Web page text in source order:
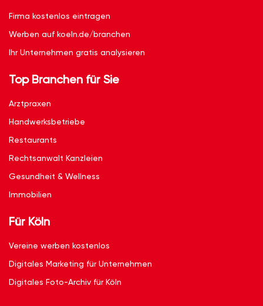
Firma kostenlos eintragen
Werben auf koeln.de/branchen
Ihr Unternehmen gratis analysieren
Top Branchen für Sie
Arztpraxen
Handwerksbetriebe
Restaurants
Rechtsanwalt Kanzleien
Gesundheit & Wellness
Immobilien
Für Köln
Vereine werben kostenlos
Digitales Marketing für Unternehmen
Digitales Foto-Archiv für Köln